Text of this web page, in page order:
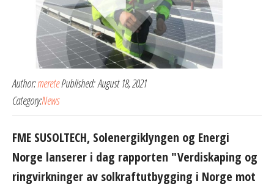
Author:meretePublished: August 18, 2021
Category:News
FME SUSOLTECH, Solenergiklyngen og Energi
Norge lanserer i dag rapporten "Verdiskaping og
ringvirkninger av solkraftutbygging i Norge mot